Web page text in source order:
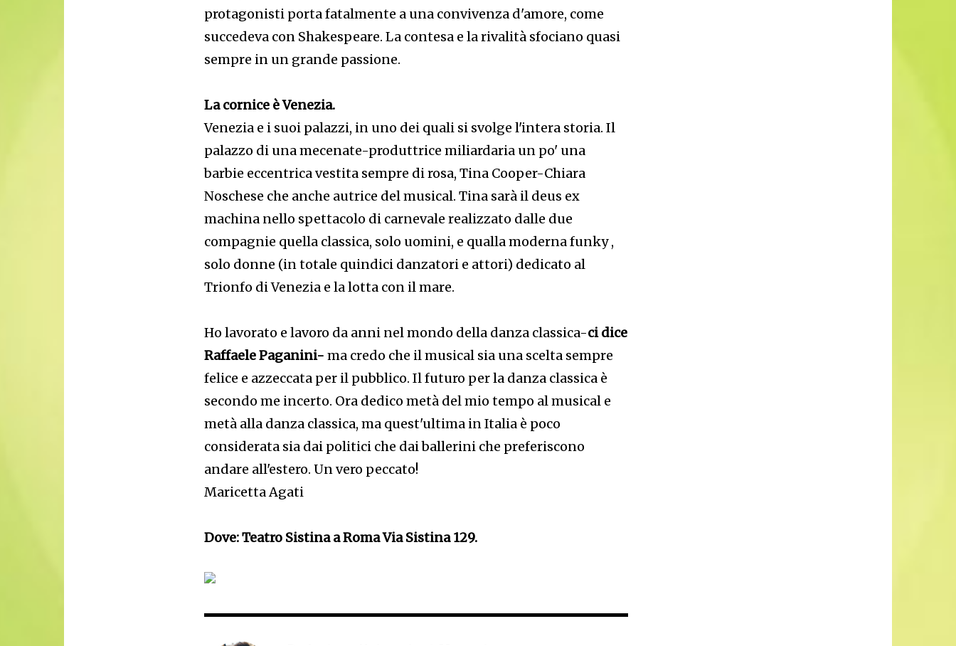
protagonisti porta fatalmente a una convivenza d'amore, come
succedeva con Shakespeare. La contesa e la rivalità sfociano quasi
sempre in un grande passione.
La cornice è Venezia.
Venezia e i suoi palazzi, in uno dei quali si svolge l'intera storia. Il
palazzo di una mecenate-produttrice miliardaria un po' una
barbie eccentrica vestita sempre di rosa, Tina Cooper-Chiara
Noschese che anche autrice del musical. Tina sarà il deus ex
machina nello spettacolo di carnevale realizzato dalle due
compagnie quella classica, solo uomini, e qualla moderna funky ,
solo donne (in totale quindici danzatori e attori) dedicato al
Trionfo di Venezia e la lotta con il mare.
Ho lavorato e lavoro da anni nel mondo della danza classica-ci dice
Raffaele Paganini- ma credo che il musical sia una scelta sempre
felice e azzeccata per il pubblico. Il futuro per la danza classica è
secondo me incerto. Ora dedico metà del mio tempo al musical e
metà alla danza classica, ma quest'ultima in Italia è poco
considerata sia dai politici che dai ballerini che preferiscono
andare all'estero. Un vero peccato!
Maricetta Agati
Dove: Teatro Sistina a Roma Via Sistina 129.